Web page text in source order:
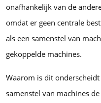
onafhankelijk van de
omdat er geen centrale
als een samenstel van
gekoppelde machines.
Waarom is dit
samenstel van machines